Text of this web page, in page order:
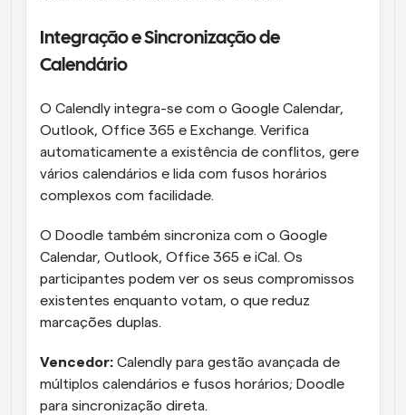
Integração e Sincronização de
Calendário
O Calendly integra-se com o Google Calendar,
Outlook, Office 365 e Exchange. Verifica
automaticamente a existência de conflitos, gere
vários calendários e lida com fusos horários
complexos com facilidade.
O Doodle também sincroniza com o Google
Calendar, Outlook, Office 365 e iCal. Os
participantes podem ver os seus compromissos
existentes enquanto votam, o que reduz
marcações duplas.
Vencedor: Calendly para gestão avançada de
múltiplos calendários e fusos horários; Doodle
para sincronização direta.